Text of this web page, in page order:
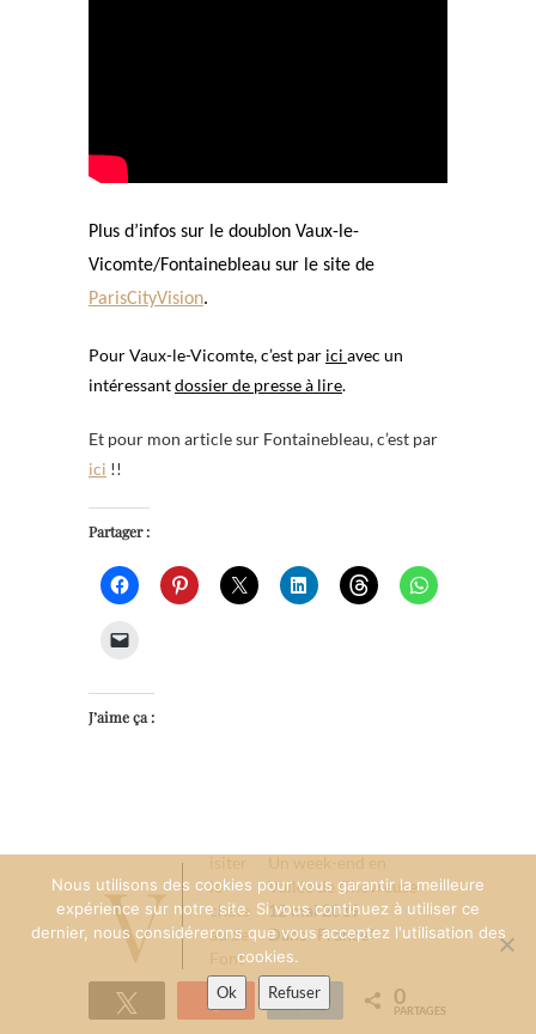
Plus d’infos sur le doublon Vaux-le-
Vicomte/Fontainebleau sur le site de
ParisCityVision.
Pour Vaux-le-Vicomte, c’est par ici avec un
intéressantdossier de presse à lire.
Et pour mon article sur Fontainebleau, c’est par
ici !!
Partager :
J’aime ça :
V
isiter
le
châte
au de
Font
aineb
Un week-end en
Vallée de Chevreuse
12 mai 2019
Dans "France"
Nous utilisons des cookies pour vous garantir la meilleure
expérience sur notre site. Si vous continuez à utiliser ce
dernier, nous considérerons que vous acceptez l'utilisation des
cookies.
Ok
Refuser
Épingle Partagez 0
PARTAGES